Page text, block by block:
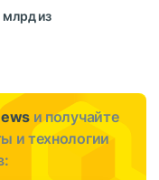
млрд из
и получайте
и технологии